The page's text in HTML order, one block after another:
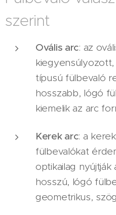
szerint
Ovális arc: az
típusú fülbevaló
hosszabb, lógó
kiemelik az arc
Kerek arc: a
fülbevalókat
optikailag nyújtják
hosszú, lógó
geometrikus,